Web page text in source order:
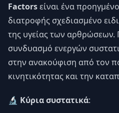
Factorsείναι ένα
διατροφής σχεδιασμένο
της υγείας των αρθρώσεων.
συνδυασμό ενεργών
στην ανακούφιση από τον
κινητικότητας και την
🔬 Κύρια συστατικά: